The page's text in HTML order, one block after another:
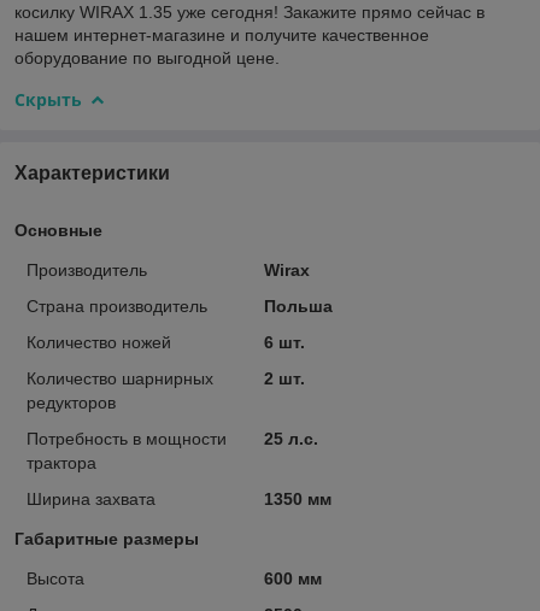
косилку WIRAX 1.35 уже сегодня! Закажите прямо сейчас в
нашем интернет-магазине и получите качественное
оборудование по выгодной цене.
Скрыть
Характеристики
Основные
Производитель
Wirax
Страна производитель
Польша
Количество ножей
6 шт.
Количество шарнирных
редукторов
2 шт.
Потребность в мощности
трактора
25 л.с.
Ширина захвата 1350 мм
Габаритные размеры
Высота
600 мм